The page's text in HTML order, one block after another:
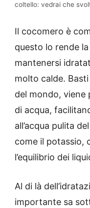
coltello: vedrai che
Il cocomero è
questo lo rende
mantenersi
molto calde.
del mondo,
di acqua,
all’acqua pulita
come il potassio,
l’equilibrio dei
Al di là
importante sa